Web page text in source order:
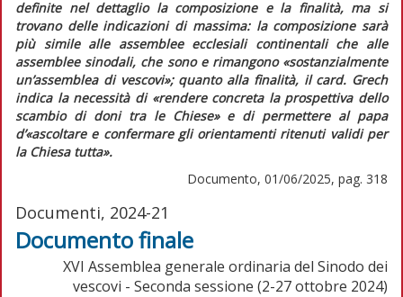
definite nel dettaglio la composizione e la finalità, ma si
trovano delle indicazioni di massima: la composizione sarà
più simile alle assemblee ecclesiali continentali che alle
assemblee sinodali, che sono e rimangono «sostanzialmente
un’assemblea di vescovi»; quanto alla finalità, il card. Grech
indica la necessità di «rendere concreta la prospettiva dello
scambio di doni tra le Chiese» e di permettere al papa
d’«ascoltare e confermare gli orientamenti ritenuti validi per
la Chiesa tutta».
Documento, 01/06/2025, pag. 318
Documenti, 2024-21
Documento finale
XVI Assemblea generale ordinaria del Sinodo dei
vescovi - Seconda sessione (2-27 ottobre 2024)